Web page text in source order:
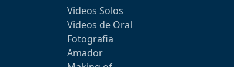
Videos Solos
Videos de Oral
Fotografia
Amador